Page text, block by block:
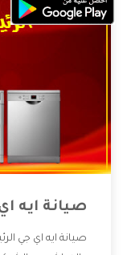
صيانة ايه
صيانة ايه اي جي